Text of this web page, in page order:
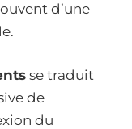
d’une
se traduit
de
du